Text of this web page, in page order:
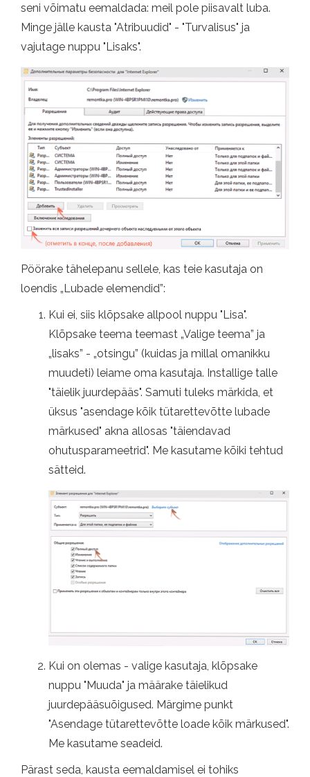
seni võimatu eemaldada: meil pole piisavalt luba.
Minge jälle kausta "Atribuudid" - "Turvalisus" ja
vajutage nuppu "Lisaks".
Pöörake tähelepanu sellele, kas teie kasutaja on
loendis „Lubade elemendid”:
Kui ei, siis klõpsake allpool nuppu "Lisa".
Klõpsake teema teemast „Valige teema” ja
„lisaks” - „otsingu” (kuidas ja millal omanikku
muudeti) leiame oma kasutaja. Installige talle
"täielik juurdepääs". Samuti tuleks märkida, et
üksus "asendage kõik tütarettevõtte lubade
märkused" akna allosas "täiendavad
ohutusparameetrid". Me kasutame kõiki tehtud
sätteid.
Kui on olemas - valige kasutaja, klõpsake
nuppu "Muuda" ja määrake täielikud
juurdepääsuõigused. Märgime punkt
"Asendage tütarettevõtte loade kõik märkused".
Me kasutame seadeid.
Pärast seda, kausta eemaldamisel ei tohiks